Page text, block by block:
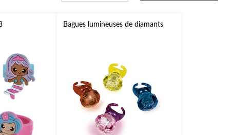
Bagues lumineuses de diamants